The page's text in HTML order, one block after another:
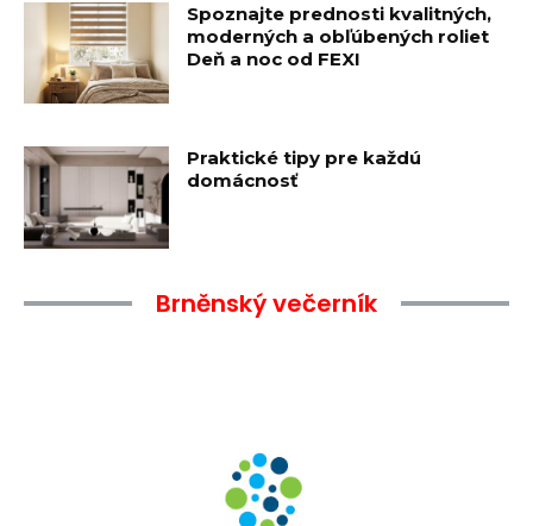
Spoznajte prednosti kvalitných,
moderných a obľúbených roliet
Deň a noc od FEXI
Praktické tipy pre každú
domácnosť
Brněnský večerník